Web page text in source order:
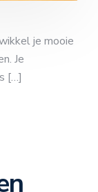
je mooie
Je
[…]